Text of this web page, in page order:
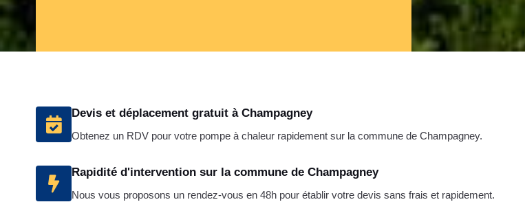
Devis et déplacement gratuit à Champagney
Obtenez un RDV pour votre pompe à chaleur rapidement sur la commune de Champagney.
Rapidité d'intervention sur la commune de Champagney
Nous vous proposons un rendez-vous en 48h pour établir votre devis sans frais et rapidement.